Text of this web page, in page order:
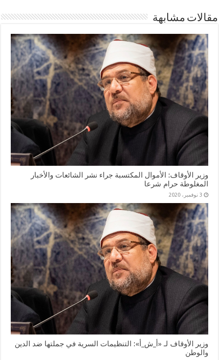
مقالات مشابهة
وزير الأوقاف: الأموال المكتسبة جراء نشر الشائعات والأخبار
المغلوطة حرام شرعا
3 نوفمبر، 2020
وزير الأوقاف لـ «أ_ش_أ»: التنظيمات السرية في جملتها ضد الدين
والوطن